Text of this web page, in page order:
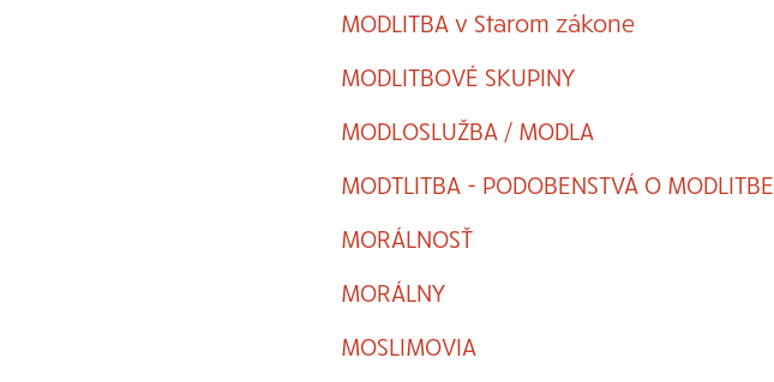
MODLITBA v Starom zákone
MODLITBOVÉ SKUPINY
MODLOSLUŽBA / MODLA
MODTLITBA - PODOBENSTVÁ O MODLITBE
MORÁLNOSŤ
MORÁLNY
MOSLIMOVIA